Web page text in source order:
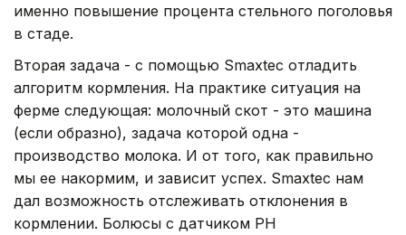
именно повышение процента стельного поголовья
в стаде.
Вторая задача - с помощью Smaxtec отладить
алгоритм кормления. На практике ситуация на
ферме следующая: молочный скот - это машина
(если образно), задача которой одна -
производство молока. И от того, как правильно
мы ее накормим, и зависит успех. Smaxtec нам
дал возможность отслеживать отклонения в
кормлении. Болюсы с датчиком PH